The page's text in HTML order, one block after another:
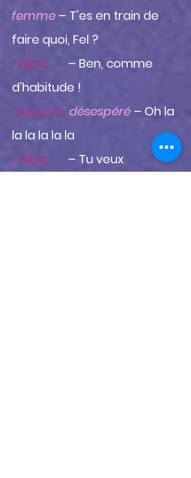
femme – T’es en train de
faire quoi, Fel ?
Félicia – Ben, comme
d’habitude !
Gaspard désespéré – Oh la
la la la la la
Félicia
– Tu veux